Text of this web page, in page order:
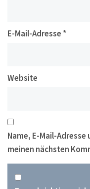
E-Mail-Adresse *
Website
Name, E-Mail-
meinen nächsten